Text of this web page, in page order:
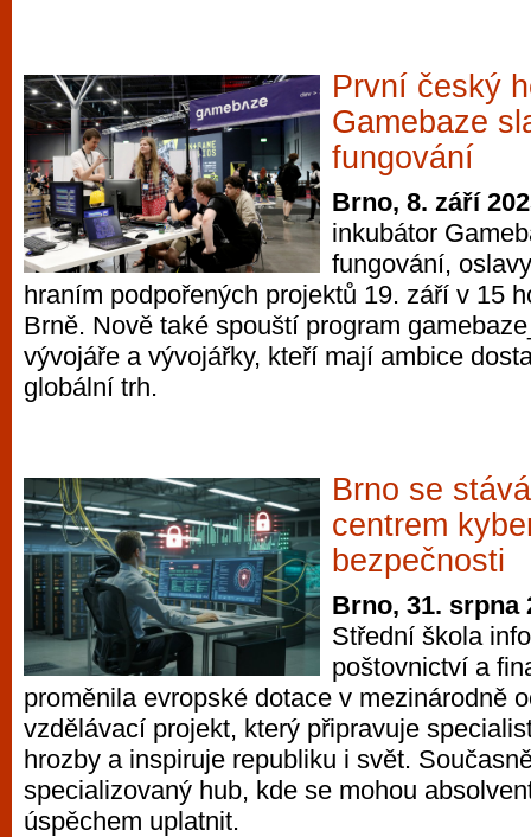
První český
Gamebaze
fungování
Brno, 8. září
inkubátor
fungování,
hraním podpořených projektů 19. září v 15
Brně. Nově také spouští program
vývojáře a vývojářky, kteří mají ambice
globální trh.
Brno se
centrem
bezpečnosti
Brno, 31. srpna
Střední škola
poštovnictví a
proměnila evropské dotace v mezinárodně
vzdělávací projekt, který připravuje
hrozby a inspiruje republiku i svět.
specializovaný hub, kde se mohou
úspěchem uplatnit.